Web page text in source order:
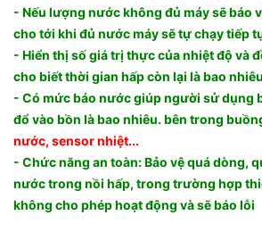
- Nếu lượng nước không đủ máy sẽ báo
cho tới khi đủ nước máy sẽ tự chạy tiếp
- Hiển thị số giá trị thực của nhiệt độ và
cho biết thời gian hấp còn lại là bao
- Có mức báo nước giúp người sử dụng
đổ vào bồn là bao nhiêu. bên trong
nước, sensor nhiệt...
- Chức năng an toàn: Bảo vệ quá dòng,
nước trong nồi hấp, trong trường hợp
không cho phép hoạt động và sẽ báo lỗi